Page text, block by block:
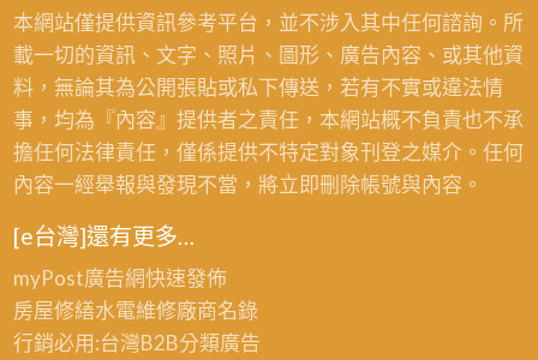
本網站僅提供資訊參考平台，並不涉入其中任何諮詢。所
載一切的資訊、文字、照片、圖形、廣告內容、或其他資
料，無論其為公開張貼或私下傳送，若有不實或違法情
事，均為『內容』提供者之責任，本網站概不負責也不承
擔任何法律責任，僅係提供不特定對象刊登之媒介。任何
內容一經舉報與發現不當，將立即刪除帳號與內容。
[e台灣]還有更多…
myPost廣告網快速發佈
房屋修繕水電維修廠商名錄
行銷必用:台灣B2B分類廣告